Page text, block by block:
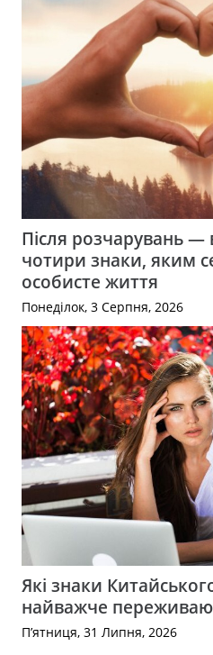
Після розчарувань —
чотири знаки, яким
особисте життя
Понеділок, 3 Серпня, 2026
Які знаки
найважче
П’ятниця, 31 Липня, 2026